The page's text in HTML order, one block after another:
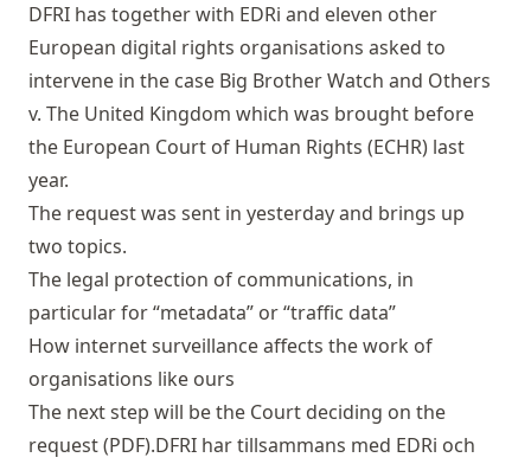
DFRI has together with EDRi and eleven other
European digital rights organisations asked to
intervene in the case Big Brother Watch and Others
v. The United Kingdom which was brought before
the European Court of Human Rights (ECHR) last
year.
The request was sent in yesterday and brings up
two topics.
The legal protection of communications, in
particular for “metadata” or “traffic data”
How internet surveillance affects the work of
organisations like ours
The next step will be the Court deciding on the
request (PDF).DFRI har tillsammans med EDRi och